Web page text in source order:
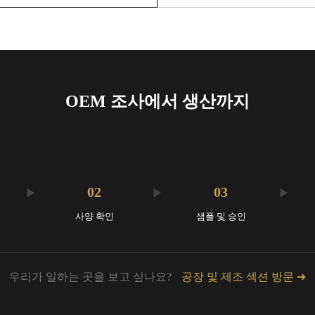
OEM 조사에서 생산까지
▶ 02
사양 확인
▶ 03
샘플 및 승인
▶
우리가 일하는 곳을 보고 싶나요? 공장 및 제조 섹션 방문 ➔